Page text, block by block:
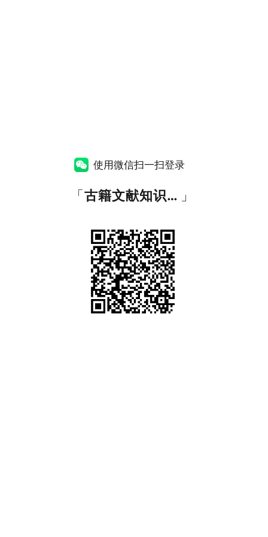
使用微信扫一扫登录
「 古籍文献知识图谱网 」